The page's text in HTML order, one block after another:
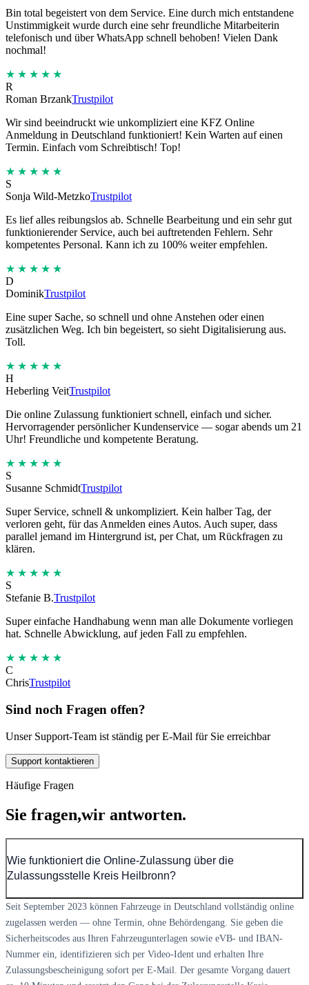
Bin total begeistert von dem Service. Eine durch mich entstandene
Unstimmigkeit wurde durch eine sehr freundliche Mitarbeiterin
telefonisch und über WhatsApp schnell behoben! Vielen Dank
nochmal!
★★★★★
R
Roman BrzankTrustpilot
Wir sind beeindruckt wie unkompliziert eine KFZ Online
Anmeldung in Deutschland funktioniert! Kein Warten auf einen
Termin. Einfach vom Schreibtisch! Top!
★★★★★
S
Sonja Wild-MetzkoTrustpilot
Es lief alles reibungslos ab. Schnelle Bearbeitung und ein sehr gut
funktionierender Service, auch bei auftretenden Fehlern. Sehr
kompetentes Personal. Kann ich zu 100% weiter empfehlen.
★★★★★
D
DominikTrustpilot
Eine super Sache, so schnell und ohne Anstehen oder einen
zusätzlichen Weg. Ich bin begeistert, so sieht Digitalisierung aus.
Toll.
★★★★★
H
Heberling VeitTrustpilot
Die online Zulassung funktioniert schnell, einfach und sicher.
Hervorragender persönlicher Kundenservice — sogar abends um 21
Uhr! Freundliche und kompetente Beratung.
★★★★★
S
Susanne SchmidtTrustpilot
Super Service, schnell & unkompliziert. Kein halber Tag, der
verloren geht, für das Anmelden eines Autos. Auch super, dass
parallel jemand im Hintergrund ist, per Chat, um Rückfragen zu
klären.
★★★★★
S
Stefanie B.Trustpilot
Super einfache Handhabung wenn man alle Dokumente vorliegen
hat. Schnelle Abwicklung, auf jeden Fall zu empfehlen.
★★★★★
C
ChrisTrustpilot
Sind noch Fragen offen?
Unser Support-Team ist ständig per E-Mail für Sie erreichbar
Support kontaktieren
Häufige Fragen
Sie fragen,wir antworten.
Wie funktioniert die Online-Zulassung über die
Zulassungsstelle Kreis Heilbronn?
Seit September 2023 können Fahrzeuge in Deutschland vollständig online
zugelassen werden — ohne Termin, ohne Behördengang. Sie geben die
Sicherheitscodes aus Ihren Fahrzeugunterlagen sowie eVB- und IBAN-
Nummer ein, identifizieren sich per Video-Ident und erhalten Ihre
Zulassungsbescheinigung sofort per E-Mail. Der gesamte Vorgang dauert